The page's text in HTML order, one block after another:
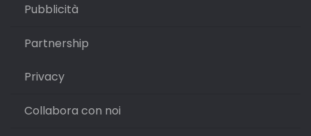
Pubblicità
Partnership
Privacy
Collabora con noi